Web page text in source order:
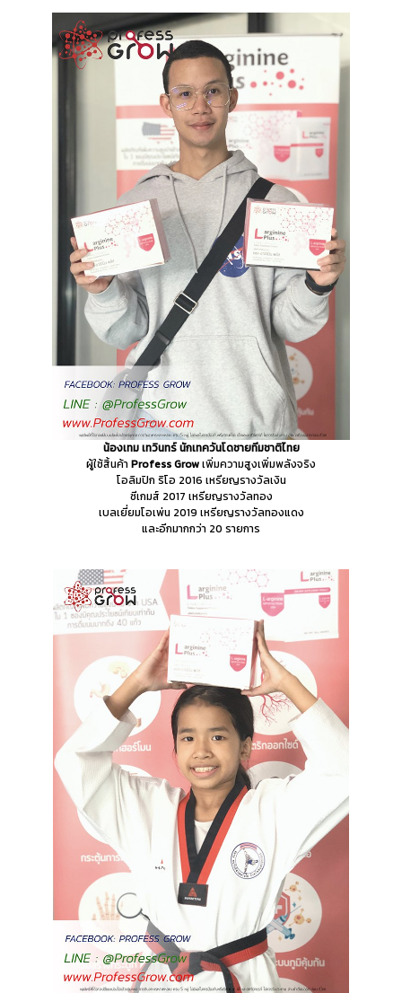
น้องเทม เทวินทร์นักเทควันโดชายทีมชาติไทย
ผู้ใช้สิ้นค้า Profess Growเพิ่มความสูงเพิ่มพลังจริง
โอลิมปิก ริโอ 2016 เหรียญรางวัลเงิน
ซีเกมส์ 2017 เหรียญรางวัลทอง
เบลเยี่ยมโอเพ่น 2019 เหรียญรางวัลทองแดง
และอีกมากกว่า 20 รายการ